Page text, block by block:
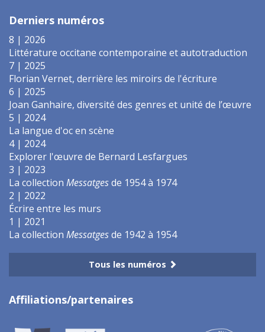
Derniers numéros
8 | 2026
Littérature occitane contemporaine et autotraduction
7 | 2025
Florian Vernet, derrière les miroirs de l'écriture
6 | 2025
Joan Ganhaire, diversité des genres et unité de l’œuvre
5 | 2024
La langue d'oc en scène
4 | 2024
Explorer l'œuvre de Bernard Lesfargues
3 | 2023
La collection Messatgesde 1954 à 1974
2 | 2022
Écrire entre les murs
1 | 2021
La collection Messatgesde 1942 à 1954
Tous les numéros
Affiliations/partenaires